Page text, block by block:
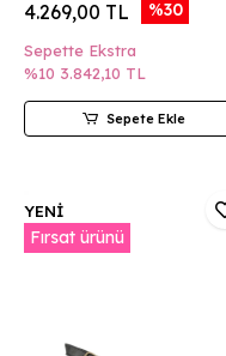
4.269,00 TL %30
Sepette Ekstra
%10 3.842,10 TL
Sepete Ekle
YENİ
Fırsat ürünü